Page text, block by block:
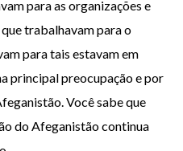
para as organizações e
trabalhavam para o
para tais estavam em
principal preocupação e por
Você sabe que
do Afeganistão continua